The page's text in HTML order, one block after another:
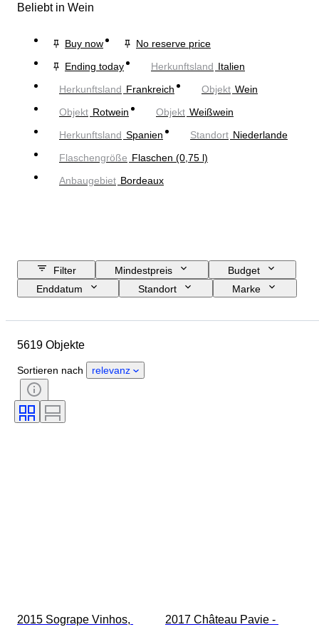
Beliebt in Wein
Buy now
No reserve price
Ending today
Herkunftsland Italien
Herkunftsland Frankreich Objekt Wein
Objekt Rotwein Objekt Weißwein
Herkunftsland Spanien Standort Niederlande
Flaschengröße Flaschen (0,75 l)
Anbaugebiet Bordeaux
Filter Mindestpreis
Budget
Enddatum
Standort
Marke
Zustand
Farbe
Wein-Appellation / Klassifizierung
Wein Füllstand
Rebsorten
5619 Objekte
Sortieren nach relevanz
2015 Sogrape Vinhos,
2017 Château Pavie -